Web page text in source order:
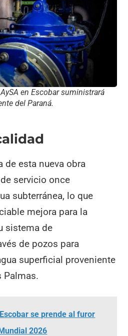
en Escobar suministrará
del Paraná.
de esta nueva obra
servicio once
subterránea, lo que
mejora para la
sistema de
de pozos para
superficial proveniente
Palmas.
Escobar se prende al furor
2026